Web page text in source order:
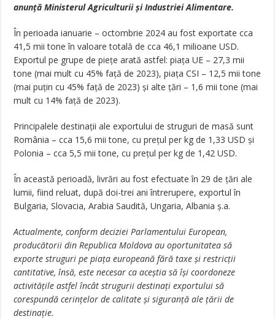
anunță Ministerul Agriculturii și Industriei Alimentare.
În perioada ianuarie – octombrie 2024 au fost exportate cca
41,5 mii tone în valoare totală de cca 46,1 milioane USD.
Exportul pe grupe de piețe arată astfel: piața UE – 27,3 mii
tone (mai mult cu 45% față de 2023), piața CSI – 12,5 mii tone
(mai puțin cu 45% față de 2023) și alte țări – 1,6 mii tone (mai
mult cu 14% față de 2023).
Principalele destinații ale exportului de struguri de masă sunt
România – cca 15,6 mii tone, cu prețul per kg de 1,33 USD și
Polonia – cca 5,5 mii tone, cu prețul per kg de 1,42 USD.
În această perioadă, livrări au fost efectuate în 29 de țări ale
lumii, fiind reluat, după doi-trei ani întrerupere, exportul în
Bulgaria, Slovacia, Arabia Saudită, Ungaria, Albania ș.a.
Actualmente, conform deciziei Parlamentului European,
producătorii din Republica Moldova au oportunitatea să
exporte struguri pe piața europeană fără taxe și restricții
cantitative, însă, este necesar ca aceștia să își coordoneze
activitățile astfel încât strugurii destinați exportului să
corespundă cerințelor de calitate și siguranță ale țării de
destinație.